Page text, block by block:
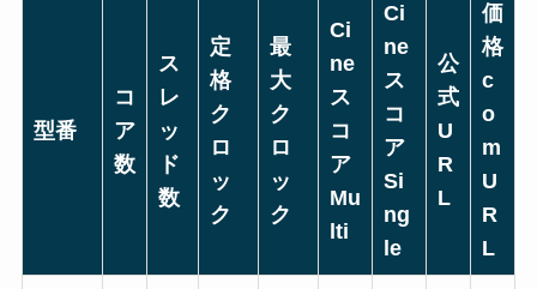
型番
コ
ア
数
ス
レ
ッ
ド
数
定
格
ク
ロ
ッ
ク
最
大
ク
ロ
ッ
ク
Ci
ne
ス
コ
ア
Mu
lti
Ci
ne
ス
コ
ア
Si
ng
le
公
式
U
R
L
価
格
c
o
m
U
R
L